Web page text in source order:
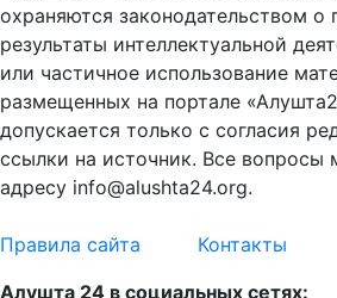
охраняются законодательством о
результаты интеллектуальной
или частичное использование
размещенных на портале
допускается только с согласия
ссылки на источник. Все вопросы
адресу info@alushta24.org.
Правила сайта
Контакты
Алушта 24 в социальных сетях: